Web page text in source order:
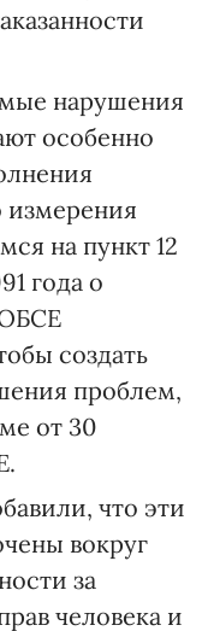
нарушения
особенно
измерения
на пункт 12
года о
создать
проблем,
от 30
что эти
вокруг
за
человека и